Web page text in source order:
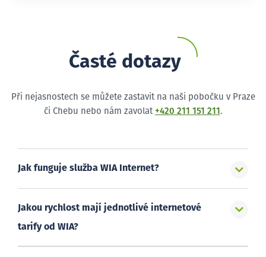
Časté dotazy
Při nejasnostech se můžete zastavit na naši pobočku v Praze
či Chebu nebo nám zavolat +420 211 151 211 .
Jak funguje služba WIA Internet?
Jakou rychlost mají jednotlivé internetové
tarify od WIA?